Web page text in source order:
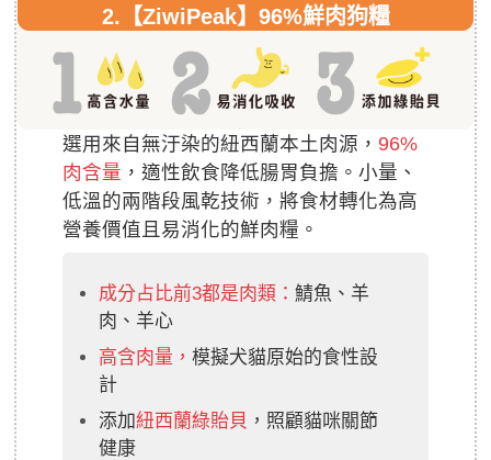
2. 【ZiwiPeak】96%鮮肉狗糧
選用來自無汙染的紐西蘭本土肉源， 96%
肉含量 ，適性飲食降低腸胃負擔。小量、
低溫的兩階段風乾技術，將食材轉化為高
營養價值且易消化的鮮肉糧。
成分占比前3都是肉類：鯖魚、羊
肉、羊心
高含肉量，模擬犬貓原始的食性設
計
添加紐西蘭綠貽貝 ，照顧貓咪關節
健康